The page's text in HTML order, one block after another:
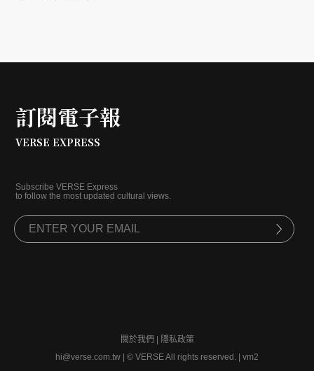
訂閱電子報
VERSE EXPRESS
Subscribe VERSE Express
to follow the most updated cultural views.
關於我們
隱私政策
hi@verse.com.tw
© VERSE All rights reserved. | vm2